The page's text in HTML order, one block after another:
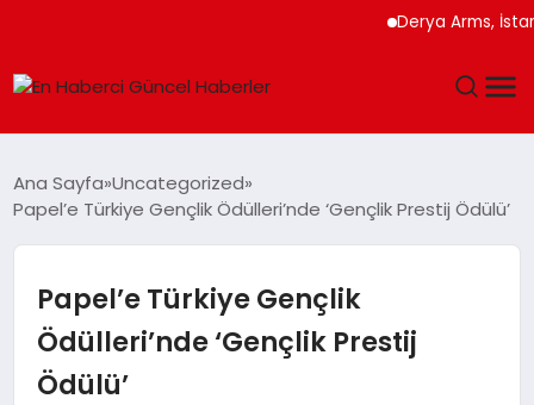
Derya Arms, İstanbul
SPOR
SAĞLIK
TEKNOLOJI
Ana Sayfa Uncategorized
Papel’e Türkiye Gençlik Ödülleri’nde ‘Gençlik Prestij Ödülü’
Papel’e Türkiye Gençlik
Ödülleri’nde ‘Gençlik Prestij
Ödülü’